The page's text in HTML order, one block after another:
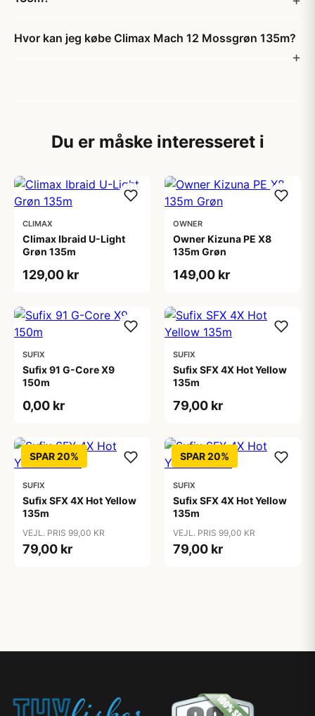
Hvor kan jeg købe Climax Mach 12 Mossgrøn 135m?
Du er måske interesseret i
CLIMAX
Climax Ibraid U-Light
Grøn 135m
129,00 kr
OWNER
Owner Kizuna PE X8
135m Grøn
149,00 kr
SUFIX
Sufix 91 G-Core X9
150m
0,00 kr
SUFIX
Sufix SFX 4X Hot Yellow
135m
79,00 kr
SPAR 20%
SUFIX
Sufix SFX 4X Hot Yellow
135m
VEJL. PRIS 99,00 KR
79,00 kr
SPAR 20%
SUFIX
Sufix SFX 4X Hot Yellow
135m
VEJL. PRIS 99,00 KR
79,00 kr